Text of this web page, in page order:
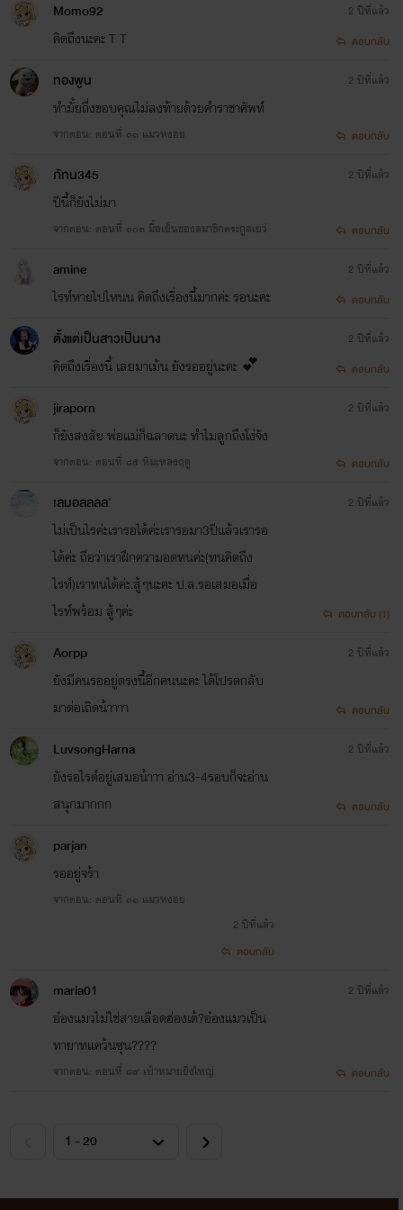
Momo92
คิดถึงนะคะ T T
2 ปีที่แล้ว
ตอบกลับ
ทองพูน
ทำมั้ยถึ่งขอบคุณไม่ลงท้ายด้วยคำราชาศัพท์
จากตอน: ตอนที่ ๑๑ แมวหงอย
2 ปีที่แล้ว
ตอบกลับ
ภัทน345
ปีนี้ก็ยังไม่มา
จากตอน: ตอนที่ ๑๐๓ มื้อเย็นของสมาชิกตระกูลเยว่
2 ปีที่แล้ว
ตอบกลับ
amine
ไรท์หายไปไหนน คิดถึงเรื่องนี้มากค่ะ รอนะคะ
2 ปีที่แล้ว
ตอบกลับ
ตั้งแต่เป็นสาวเป็นนาง
คิดถึงเรื่องนี้ เลยมาเม้น ยังรออยู่นะคะ 💕
2 ปีที่แล้ว
ตอบกลับ
jiraporn
ก็ยังสงสัย พ่อแม่ก็ฉลาดนะ ทำไมลูกถึงโง่จัง
จากตอน: ตอนที่ ๘๕ หิมะหลงฤดู
2 ปีที่แล้ว
ตอบกลับ
เลมอลลลล'
ไม่เป็นไรค่ะเรารอได้ค่ะเรารอมา3ปีแล้วเรารอ
ได้ค่ะ ถือว่าเราฝึกความอดทนค่ะ(ทนคิดถึง
ไรท์)เราทนได้ค่ะ.สู้ๆนะคะ ป.ล.รอเสมอเมื่อ
ไรท์พร้อม สู้ๆค่ะ
2 ปีที่แล้ว
ตอบกลับ (1)
Aorpp
ยังมีคนรออยู่ตรงนี้อีกคนนะคะ ได้โปรดกลับ
มาต่อเถิดน้าาาา
2 ปีที่แล้ว
ตอบกลับ
LuvsongHarna
ยังรอไรต์อยู่เสมอน้าาา อ่าน3-4รอบก็จะอ่าน
สนุกมากกก
2 ปีที่แล้ว
ตอบกลับ
parjan
รออยู่จร้า
จากตอน: ตอนที่ ๑๑ แมวหงอย
2 ปีที่แล้ว
ตอบกลับ
maria01
อ๋องแมวไม่ใช่สายเลือดฮ่องเต้?อ๋องแมวเป็น
ทายาทแคว้นซุน????
จากตอน: ตอนที่ ๘๙ เป้าหมายยิ่งใหญ่
2 ปีที่แล้ว
ตอบกลับ